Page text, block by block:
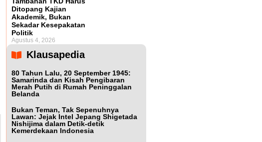
Ditopang Kajian
Akademik, Bukan
Sekadar Kesepakatan
Politik
Agustus 4, 2026
Klausapedia
80 Tahun Lalu, 20 September 1945:
Samarinda dan Kisah Pengibaran
Merah Putih di Rumah Peninggalan
Belanda
Bukan Teman, Tak Sepenuhnya
Lawan: Jejak Intel Jepang Shigetada
Nishijima dalam Detik-detik
Kemerdekaan Indonesia